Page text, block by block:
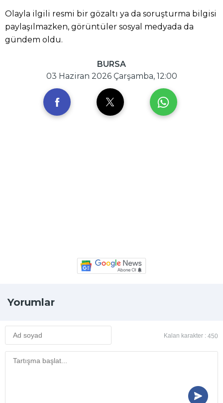
Olayla ilgili resmi bir gözaltı ya da soruşturma bilgisi
paylaşılmazken, görüntüler sosyal medyada da
gündem oldu.
BURSA
03 Haziran 2026 Çarşamba, 12:00
Yorumlar
Kalan karakter : 450